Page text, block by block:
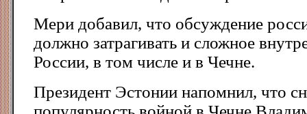
Мери добавил, что обсуждение
должно затрагивать и сложное
России, в том числе и в Чечне.
Президент Эстонии напомнил, что